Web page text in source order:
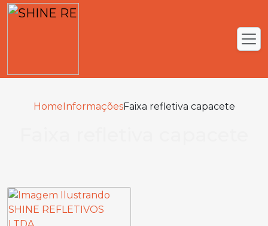
HomeInformaçõesFaixa refletiva capacete